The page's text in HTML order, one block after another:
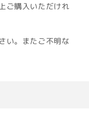
ご購入いただけれ
い。またご不明な